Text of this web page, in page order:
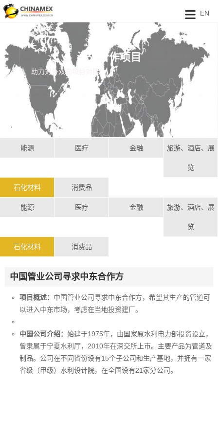
EN
海外合作项目
助力对外双向项目对接
能源 医疗 金融 旅游、酒店、展
览
石化材料 消费品
能源 医疗 金融 旅游、酒店、展
览
石化材料 消费品
中国管业公司寻求中东合作方
项目概述： 中国管业公司寻求中东合作方，希望其生产的管道可
以进入中东市场，考虑在当地投资建厂。
中国公司介绍： 始建于1975年，由国家原水利电力部投资设立，
曾隶属于宁夏水利厅，2010年在深交所上市。主要产品为管道及
制品。公司在不同省份设有15个子公司和生产基地，并拥有一家
省级（甲级）水利设计院，在全国设有21家分公司。